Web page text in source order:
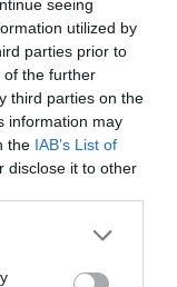
seeing
utilized by
parties prior to
of the further
third parties on the
information may
the IAB’s List of
disclose it to other